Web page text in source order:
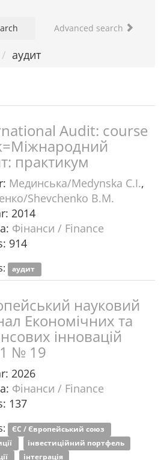
Advanced search
аудит
Audit: сourse
практикум
Мединська/Medynska С.І.,
Shevchenko В.М.
2014
Фінанси / Finance
914
аудит
науковий
Економічних та
інновацій
№ 19
2026
Фінанси / Finance
137
ЄС / Європейський союз
інвестиційний портфель
інтеграція